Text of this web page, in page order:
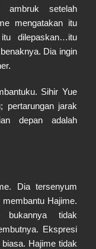
setelah
mengatakan itu
dilepaskan…itu
Dia ingin
Sihir Yue
pertarungan jarak
depan adalah
Dia tersenyum
Hajime.
tidak
Ekspresi
Hajime tidak